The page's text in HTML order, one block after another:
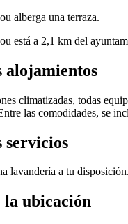
alberga una terraza.
está a 2,1 km del
alojamientos
climatizadas, todas
las comodidades, se
servicios
lavandería a tu disposición.
ubicación